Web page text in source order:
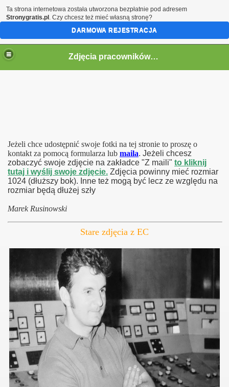
Zdjęcia pracowników EC
Jeżeli chce udostępnić swoje fotki na tej stronie to proszę o
kontakt za pomocą formularza lub maila. Jeżeli chcesz
zobaczyć swoje zdjęcie na zakładce "Z maili" to kliknij
tutaj i wyślij swoje zdjęcie. Zdjęcia powinny mieć rozmiar
1024 (dłuższy bok). Inne też mogą być lecz ze względu na
rozmiar będą dłużej szły
Marek Rusinowski
Stare zdjęcia z EC
Ta strona internetowa została utworzona bezpłatnie pod adresem
Stronygratis.pl . Czy chcesz też mieć własną stronę?
DARMOWA REJESTRACJA